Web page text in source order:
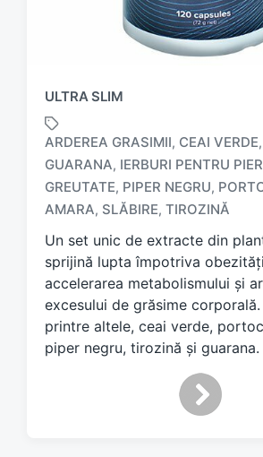
ULTRA SLIM
a
g
g
d
w
i
t
h
ARDEREA GRASIMII, CEAI VERDE,
GUARANA, IERBURI PENTRU
GREUTATE, PIPER NEGRU,
AMARA, SLĂBIRE, TIROZINĂ
Un set unic de extracte din
sprijină lupta împotriva
accelerarea metabolismului și
excesului de grăsime
printre altele, ceai verde,
piper negru, tirozină și guarana.